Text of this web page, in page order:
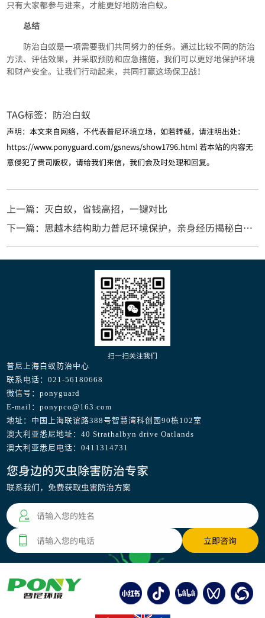
只有大家都参与进来，才能更好地防治白蚁。
总结
防治白蚁是一项需要我们共同努力的任务。通过比较不同的防治
方法、评估效果，并采取预防和应急措施，我们可以更好地保护环境
和财产安全。让我们行动起来，共同打赢这场保卫战！
TAG标签： 防治白蚁
声明：本文来自网络，不代表普尼环境立场，如若转载，请注明出处：
https://www.ponyguard.com/gsnews/show1796.html 若本站的内容无
意侵犯了贵司版权，请给我们来信，我们会及时处理和回复。
上一篇：灭白蚁，省钱高招，一键对比
下一篇：思越木结构助力普尼环境保护，亲身经历揭秘白蚁防治奇迹
扫一扫关注我们
普尼上海白蚁防治中心
联系电话：021-56180668
微信号：ponyguard
E-mail：ponypco@163.com
地址：中国上海联谊路388号智慧湾科创园90栋102室
澳大利亚悉尼地址：40 Strathalbyn drive Oatlands
澳大利亚悉尼电话：0411314731
您身边的灭虫除害防治专家
联系我们，免费获取虫害防治方案